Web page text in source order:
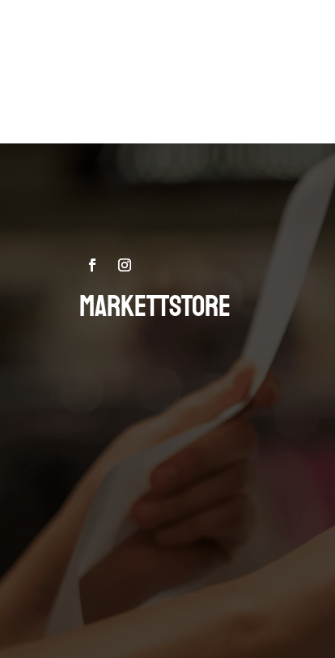
MARKETTSTORE